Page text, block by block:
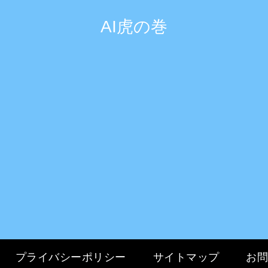
AI虎の巻
プライバシーポリシー サイトマップ お